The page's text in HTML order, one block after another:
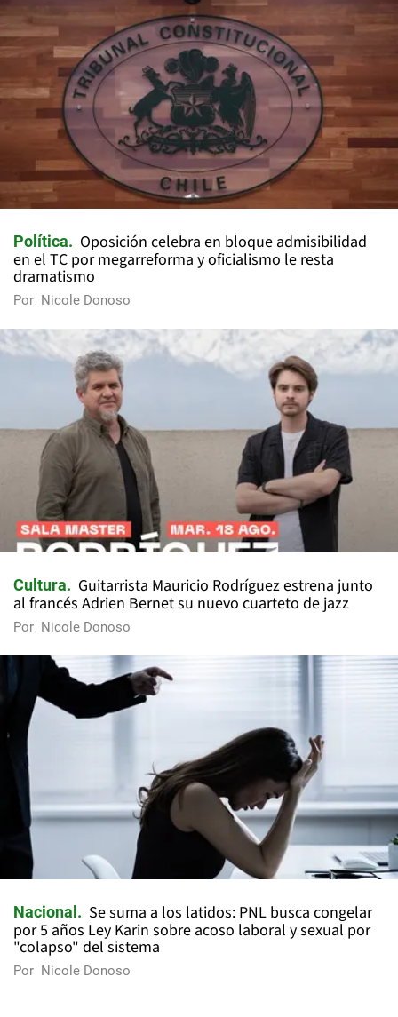
Política
Oposición celebra en bloque admisibilidad
en el TC por megarreforma y oficialismo le resta
dramatismo
Por Nicole Donoso
Cultura
Guitarrista Mauricio Rodríguez estrena junto
al francés Adrien Bernet su nuevo cuarteto de jazz
Por Nicole Donoso
Nacional
Se suma a los latidos: PNL busca congelar
por 5 años Ley Karin sobre acoso laboral y sexual por
"colapso" del sistema
Por Nicole Donoso